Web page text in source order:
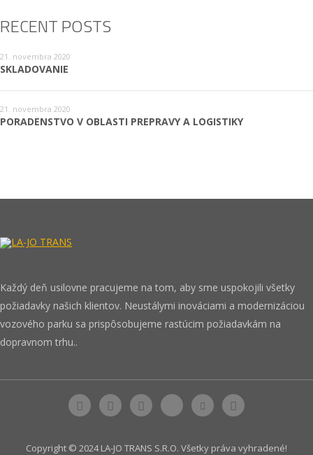
RECENT POSTS
21. novembra 2020
SKLADOVANIE
21. novembra 2020
PORADENSTVO V OBLASTI PREPRAVY A LOGISTIKY
Každý deň usilovne pracujeme na tom, aby sme uspokojili všetky
požiadavky našich klientov. Neustálymi inováciami a modernizáciou
vozového parku sa prispôsobujeme rastúcim požiadavkám na
dopravnom trhu..
Copyright © 2024 LA-JO TRANS S.R.O. Všetky práva vyhradené!